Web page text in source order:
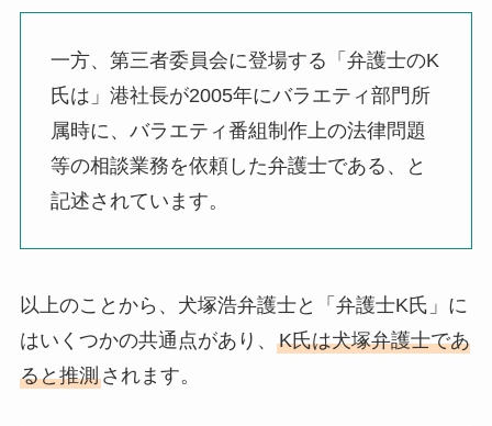
一方、第三者委員会に登場する「弁護士のK
氏は」港社長が2005年にバラエティ部門所
属時に、バラエティ番組制作上の法律問題
等の相談業務を依頼した弁護士である、と
記述されています。
以上のことから、犬塚浩弁護士と「弁護士K氏」に
はいくつかの共通点があり、 K氏は犬塚弁護士であ
ると推測されます。